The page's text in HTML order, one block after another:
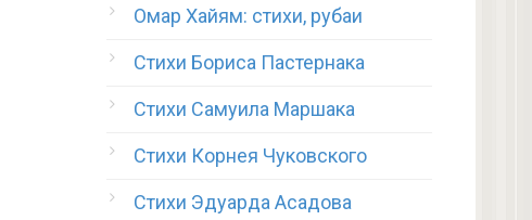
Омар Хайям: стихи, рубаи
Стихи Бориса Пастернака
Стихи Самуила Маршака
Стихи Корнея Чуковского
Стихи Эдуарда Асадова